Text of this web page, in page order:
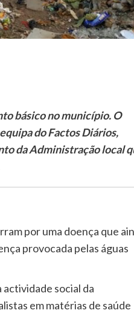
básico no município. O
do Factos Diários,
da Administração local
por uma doença que
provocada pelas águas
social da
em matérias de saúde